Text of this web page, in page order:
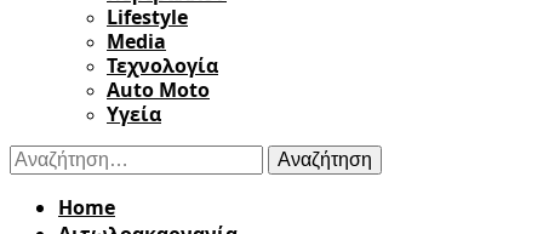
Lifestyle
Media
Τεχνολογία
Auto Moto
Υγεία
Αναζήτηση
για:
Home